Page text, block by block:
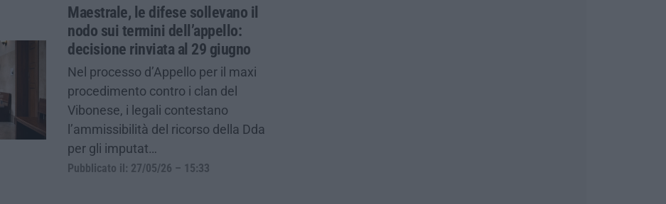
Maestrale, le difese sollevano il
nodo sui termini dell’appello:
decisione rinviata al 29 giugno
Nel processo d’Appello per il maxi
procedimento contro i clan del
Vibonese, i legali contestano
l’ammissibilità del ricorso della Dda
per gli imputat…
Pubblicato il: 27/05/26 – 15:33